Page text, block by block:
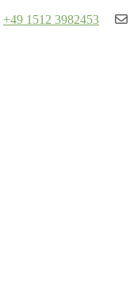
+49 1512 3982453